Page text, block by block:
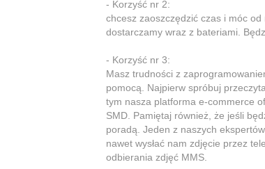
- Korzyść nr 2:
chcesz zaoszczędzić czas i móc od
dostarczamy wraz z bateriami.
- Korzyść nr 3:
Masz trudności z
pomocą. Najpierw spróbuj
tym nasza platforma e-commerce
SMD. Pamiętaj również, że jeśli
poradą. Jeden z naszych
nawet wysłać nam zdjęcie przez
odbierania zdjęć MMS.